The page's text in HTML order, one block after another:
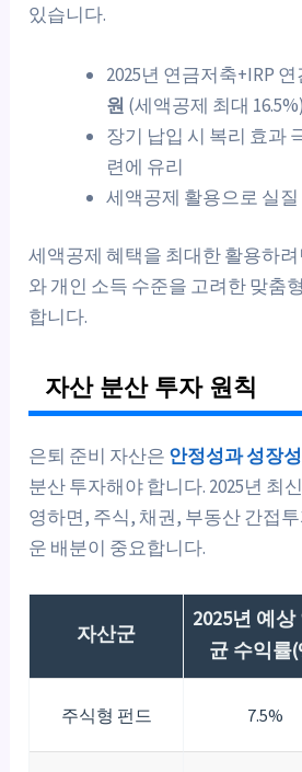
있습니다.
2025년 연금저축+IRP
원 (세액공제 최대 16.5%)
장기 납입 시 복리 효과
련에 유리
세액공제 활용으로 실
세액공제 혜택을 최대한 활용하
와 개인 소득 수준을 고려한 맞춤
합니다.
자산 분산 투자 원칙
은퇴 준비 자산은 안정성과 성장성
분산 투자해야 합니다. 2025년 최
영하면, 주식, 채권, 부동산 간접
운 배분이 중요합니다.
자산군
2025년 예상
균 수익률
주식형 펀드 7.5%